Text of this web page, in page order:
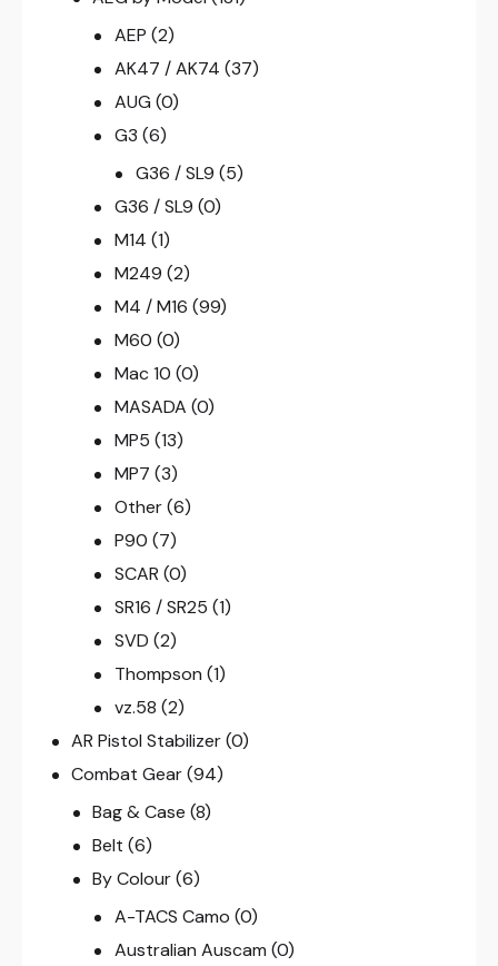
AEP (2)
AK47 / AK74 (37)
AUG (0)
G3 (6)
G36 / SL9 (5)
G36 / SL9 (0)
M14 (1)
M249 (2)
M4 / M16 (99)
M60 (0)
Mac 10 (0)
MASADA (0)
MP5 (13)
MP7 (3)
Other (6)
P90 (7)
SCAR (0)
SR16 / SR25 (1)
SVD (2)
Thompson (1)
vz.58 (2)
AR Pistol Stabilizer(0)
Combat Gear(94)
Bag & Case (8)
Belt (6)
By Colour (6)
A-TACS Camo (0)
Australian Auscam (0)